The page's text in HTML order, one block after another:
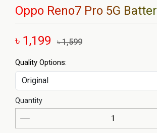
Oppo Reno7 Pro 5G
৳ 1,199 ৳ 1,599
Quality Options:
Quantity